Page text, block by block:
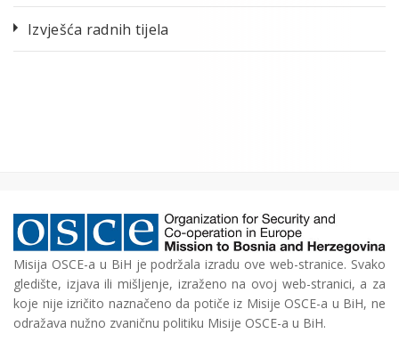
Izvješća radnih tijela
Misija OSCE-a u BiH je podržala izradu ove web-stranice. Svako
gledište, izjava ili mišljenje, izraženo na ovoj web-stranici, a za
koje nije izričito naznačeno da potiče iz Misije OSCE-a u BiH, ne
odražava nužno zvaničnu politiku Misije OSCE-a u BiH.